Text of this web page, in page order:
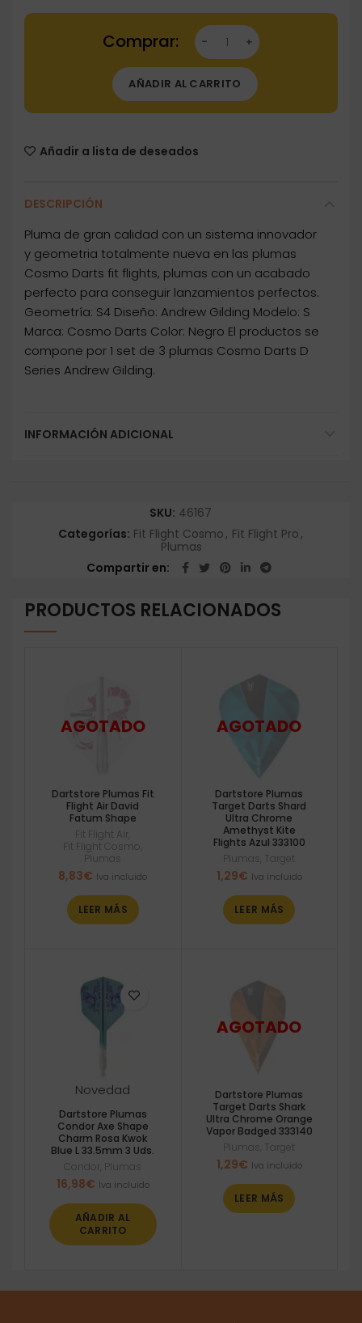
Dartstore Plumas Cosmo Darts Flights Flight
AÑADIR AL CARRITO
Añadir a lista de deseados
DESCRIPCIÓN
Pluma de gran calidad con un sistema innovador
y geometria totalmente nueva en las plumas
Cosmo Darts fit flights, plumas con un acabado
perfecto para conseguir lanzamientos perfectos.
Geometría: S4 Diseño: Andrew Gilding Modelo: S
Marca: Cosmo Darts Color: Negro El productos se
compone por 1 set de 3 plumas Cosmo Darts D
Series Andrew Gilding.
INFORMACIÓN ADICIONAL
SKU: 46167
Categorías: Fit Flight Cosmo, Fit Flight Pro,
Plumas
Compartir en
PRODUCTOS RELACIONADOS
Dartstore Plumas Fit
Flight Air David
Fatum Shape
Fit Flight Air
Fit Flight Cosmo
Plumas
8,83€ Iva incluido
LEER MÁS
Dartstore Plumas
Target Darts Shard
Ultra Chrome
Amethyst Kite
Flights Azul 333100
Plumas Target
1,29€ Iva incluido
LEER MÁS
Novedad
Dartstore Plumas
Condor Axe Shape
Charm Rosa Kwok
Blue L 33.5mm 3 Uds.
Condor Plumas
16,98€ Iva incluido
AÑADIR AL
CARRITO
Dartstore Plumas
Target Darts Shark
Ultra Chrome Orange
Vapor Badged 333140
Plumas Target
1,29€ Iva incluido
LEER MÁS